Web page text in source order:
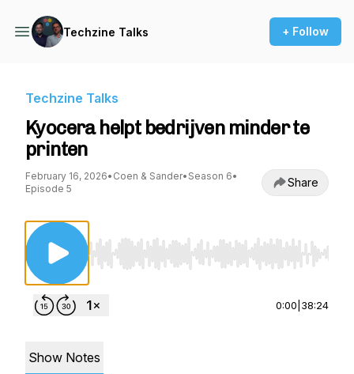
Techzine Talks + Follow
Techzine Talks
Kyocera helpt bedrijven minder te
printen
February 16, 2026• Coen & Sander• Season 6•
Episode 5
Share
Use Left/Right to seek, Home/End to jump to
0:00 38:24
Show Notes